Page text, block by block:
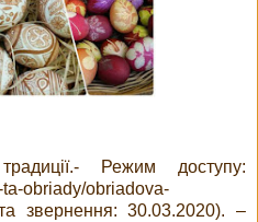
Режим доступу:
obriady/obriadova-
звернення: 30.03.2020). –